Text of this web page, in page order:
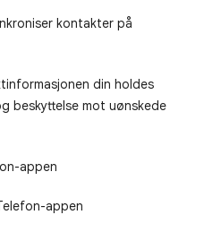
kontakter på
din holdes
beskyttelse mot uønskede
appen
appen